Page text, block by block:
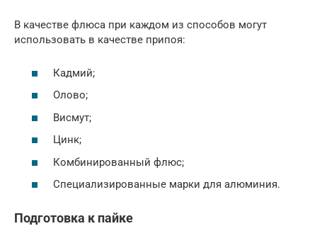
В качестве флюса при каждом из способов могут
использовать в качестве припоя:
Кадмий;
Олово;
Висмут;
Цинк;
Комбинированный флюс;
Специализированные марки для алюминия.
Подготовка к пайке